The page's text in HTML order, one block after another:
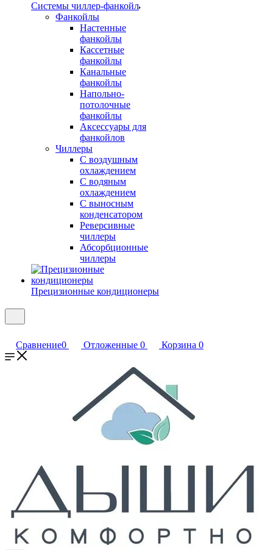
Системы чиллер-фанкойл
Фанкойлы
Настенные
фанкойлы
Кассетные
фанкойлы
Канальные
фанкойлы
Напольно-
потолочные
фанкойлы
Аксессуары для
фанкойлов
Чиллеры
С воздушным
охлаждением
С водяным
охлаждением
С выносным
конденсатором
Реверсивные
чиллеры
Абсорбционные
чиллеры
Прецизионные кондиционеры
Сравнение0 Отложенные 0 Корзина 0